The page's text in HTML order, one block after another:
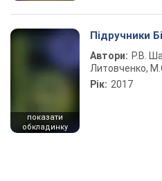
показати
обкладинку
Підручники
Автори: Р.В.
Литовченко,
Рік: 2017